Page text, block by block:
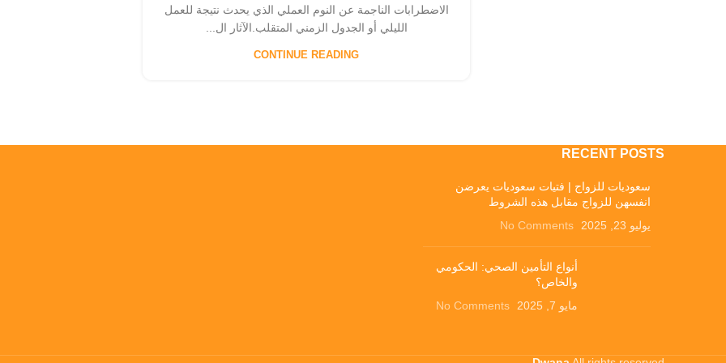
الاضطرابات الناجمة عن النوم العملي الذي يحدث نتيجة للعمل
الليلي أو الجدول الزمني المتقلب.الآثار ال...
CONTINUE READING
RECENT POSTS
سعوديات للزواج | فتيات سعوديات يعرضن
انفسهن للزواج مقابل هذه الشروط
يوليو 23, 2025
No Comments
أنواع التأمين الصحي: الحكومي
والخاص؟
مايو 7, 2025
No Comments